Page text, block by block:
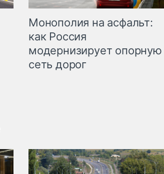
Монополия на асфальт:
как Россия
модернизирует опорную
сеть дорог